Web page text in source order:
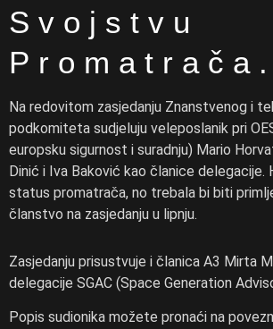
Svojstvu
Promatrača.
Na redovitom zasjedanju Znanstvenog i
podkomiteta sudjeluju veleposlanik pri
europsku sigurnost i suradnju) Mario
Dinić i Iva Baković kao članice delegacije.
status promatrača, no trebala bi biti
članstvo na zasjedanju u lipnju.
Zasjedanju prisustvuje i članica A3 Mirta
delegacije SGAC (Space Generation
Popis sudionika možete pronaći na